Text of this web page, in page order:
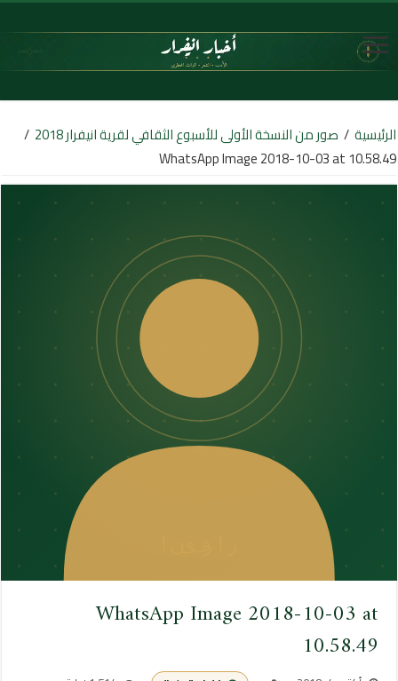
الرئيسية / صور من النسخة الأولى للأسبوع الثقافي لقرية انيفرار 2018
/
WhatsApp Image 2018-10-03 at 10.58.49
WhatsApp Image 2018-10-03 at
10.58.49